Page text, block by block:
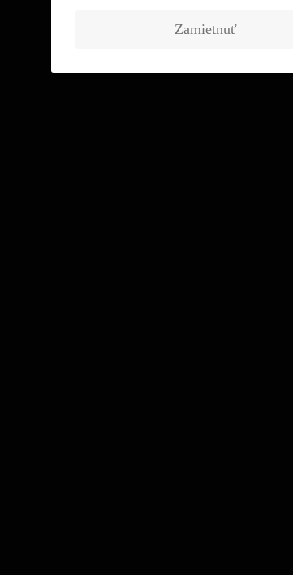
Zamietnuť